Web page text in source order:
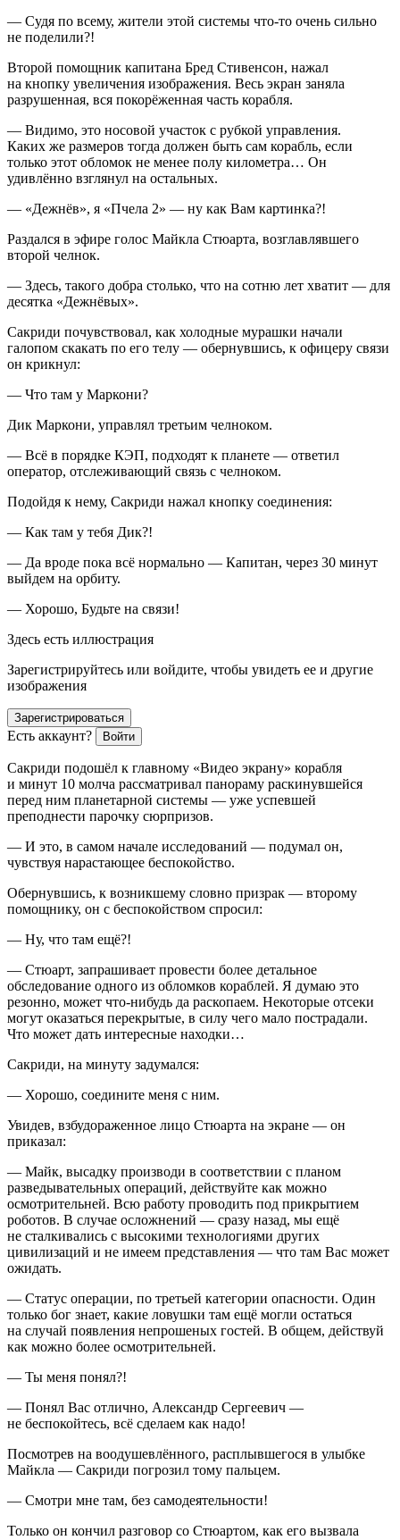
— Судя по всему, жители этой системы что-то очень сильно
не поделили?!
Второй помощник капитана Бред Стивенсон, нажал
на кнопку увеличения изображения. Весь экран заняла
разрушенная, вся покорёженная часть корабля.
— Видимо, это носовой участок с рубкой управления.
Каких же размеров тогда должен быть сам корабль, если
только этот обломок не менее полу километра… Он
удивлённо взглянул на остальных.
— «Дежнёв», я «Пчела 2» — ну как Вам картинка?!
Раздался в эфире голос Майкла Стюарта, возглавлявшего
второй челнок.
— Здесь, такого добра столько, что на сотню лет хватит — для
десятка «Дежнёвых».
Сакриди почувствовал, как холодные мурашки начали
галопом скакать по его телу — обернувшись, к офицеру связи
он крикнул:
— Что там у Маркони?
Дик Маркони, управлял третьим челноком.
— Всё в порядке КЭП, подходят к планете — ответил
оператор, отслеживающий связь с челноком.
Подойдя к нему, Сакриди нажал кнопку соединения:
— Как там у тебя Дик?!
— Да вроде пока всё нормально — Капитан, через 30 минут
выйдем на орбиту.
— Хорошо, Будьте на связи!
Здесь есть иллюстрация
Зарегистрируйтесь или войдите, чтобы увидеть ее и другие
изображения
Зарегистрироваться
Есть аккаунт? Войти
Сакриди подошёл к главному «Видео экрану» корабля
и минут 10 молча рассматривал панораму раскинувшейся
перед ним планетарной системы — уже успевшей
преподнести парочку сюрпризов.
— И это, в самом начале исследований — подумал он,
чувствуя нарастающее беспокойство.
Обернувшись, к возникшему словно призрак — второму
помощнику, он с беспокойством спросил:
— Ну, что там ещё?!
— Стюарт, запрашивает провести более детальное
обследование одного из обломков кораблей. Я думаю это
резонно, может что-нибудь да раскопаем. Некоторые отсеки
могут оказаться перекрытые, в силу чего мало пострадали.
Что может дать интересные находки…
Сакриди, на минуту задумался:
— Хорошо, соедините меня с ним.
Увидев, взбудораженное лицо Стюарта на экране — он
приказал:
— Майк, высадку производи в соответствии с планом
разведывательных операций, действуйте как можно
осмотрительней. Всю работу проводить под прикрытием
роботов. В случае осложнений — сразу назад, мы ещё
не сталкивались с высокими технологиями других
цивилизаций и не имеем представления — что там Вас может
ожидать.
— Статус операции, по третьей категории опасности. Один
только бог знает, какие ловушки там ещё могли остаться
на случай появления непрошеных гостей. В общем, действуй
как можно более осмотрительней.
— Ты меня понял?!
— Понял Вас отлично, Александр Сергеевич —
не беспокойтесь, всё сделаем как надо!
Посмотрев на воодушевлённого, расплывшегося в улыбке
Майкла — Сакриди погрозил тому пальцем.
— Смотри мне там, без самодеятельности!
Только он кончил разговор со Стюартом, как его вызвала